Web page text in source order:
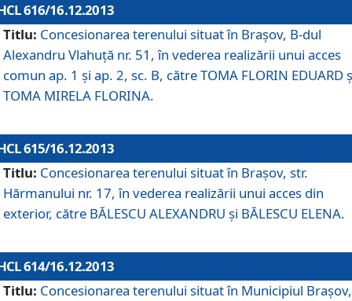
616/16.12.2013
Titlu: Concesionarea terenului situat în Braşov, B-dul
Alexandru Vlahuţă nr. 51, în vederea realizării unui acces
comun ap. 1 şi ap. 2, sc. B, către TOMA FLORIN EDUARD
TOMA MIRELA FLORINA.
615/16.12.2013
Titlu: Concesionarea terenului situat în Braşov, str.
Hărmanului nr. 17, în vederea realizării unui acces din
exterior, către BĂLESCU ALEXANDRU şi BĂLESCU ELENA.
614/16.12.2013
Titlu: Concesionarea terenului situat în Municipiul